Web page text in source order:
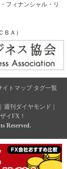
フィナンシャル・リ
Ａ）
イトマップ タグ一覧
週刊ダイヤモンド
ザイFX！
Reserved.